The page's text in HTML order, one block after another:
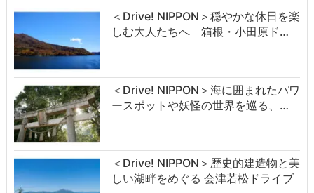
＜Drive! NIPPON＞穏やかな休日を楽
しむ大人たちへ 箱根・小田原ド…
＜Drive! NIPPON＞海に囲まれたパワ
ースポットや妖怪の世界を巡る、…
＜Drive! NIPPON＞歴史的建造物と美
しい湖畔をめぐる 会津若松ドライブ